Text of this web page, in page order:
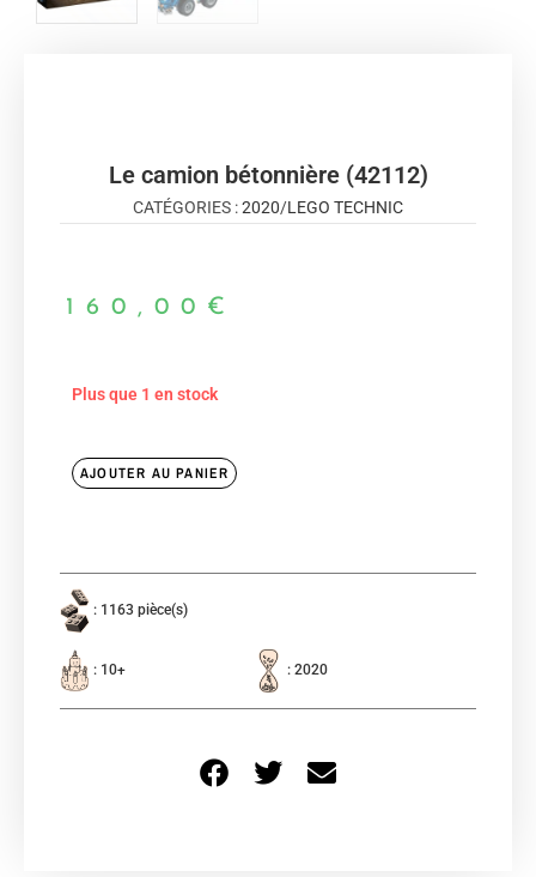
Le camion bétonnière (42112)
CATÉGORIES :2020/LEGO TECHNIC
160,00 €
Plus que 1 en stock
AJOUTER AU PANIER
: 1163 pièce(s)
: 10+ : 2020